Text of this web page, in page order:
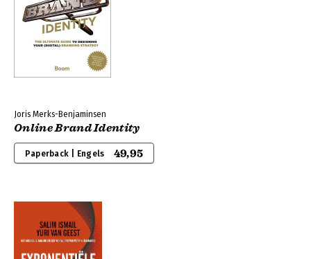
Joris Merks-Benjaminsen
Online Brand Identity
Paperback | Engels 49,95